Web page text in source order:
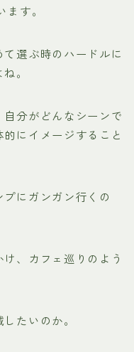
す。
選ぶ時のハードルに
。
分がどんなシーンで
にイメージすること
にガンガン行くの
、カフェ巡りのよう
たいのか。